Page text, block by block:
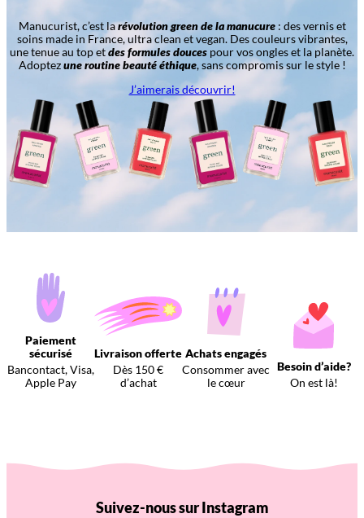
Manucurist, c’est larévolution green de la manucure: des vernis et
soins made in France, ultra clean et vegan. Des couleurs vibrantes,
une tenue au top etdes formules douces pour vos ongles et la planète.
Adoptezune routine beauté éthique, sans compromis sur le style !
J’aimerais découvrir!
Paiement
sécurisé
Bancontact, Visa,
Apple Pay
Livraison offerte
Dès 150 €
d’achat
Achats engagés
Consommer avec
le cœur
Besoin d’aide?
On est là!
Suivez-nous sur Instagram